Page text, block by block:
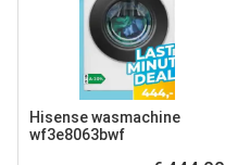
Hisense wasmachine
wf3e8063bwf